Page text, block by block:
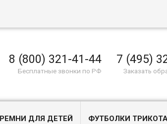
8 (800) 321-41-44
Бесплатные звонки по РФ
7 (495)
Заказать
РЕМНИ ДЛЯ ДЕТЕЙ ФУТБОЛКИ